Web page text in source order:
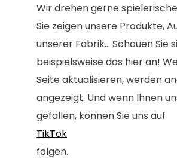
Wir drehen gerne
Sie zeigen unsere Produkte,
unserer Fabrik... Schauen Sie
beispielsweise das hier an!
Seite aktualisieren, werden
angezeigt. Und wenn Ihnen
gefallen, können Sie uns auf
TikTok
folgen.